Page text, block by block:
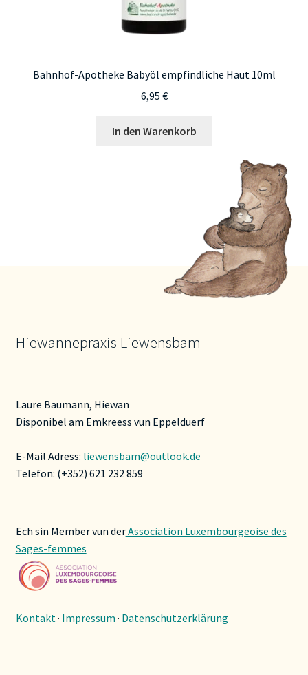
Bahnhof-Apotheke Babyöl empfindliche Haut 10ml
6,95 €
In den Warenkorb
Hiewannepraxis Liewensbam
Laure Baumann, Hiewan
Disponibel am Emkreess vun Eppelduerf
E-Mail Adress: liewensbam@outlook.de
Telefon: (+352) 621 232 859
Ech sin Member vun derAssociation Luxembourgeoise des
Sages-femmes
Kontakt· Impressum · Datenschutzerklärung